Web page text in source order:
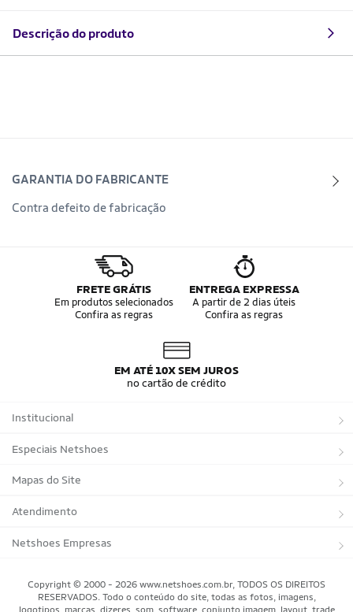
Descrição do produto
GARANTIA DO FABRICANTE
Contra defeito de fabricação
FRETE GRÁTIS
Em produtos selecionados
Confira as regras
ENTREGA EXPRESSA
A partir de 2 dias úteis
Confira as regras
EM ATÉ 10X SEM JUROS
no cartão de crédito
Institucional
Sobre a Netshoes
Política de Privacidade
Programa de Afiliados
Regulamentos
Programa de Integridade
Especiais Netshoes
Suplementos
Corrida
Bicicletas
Mapas do Site
Marcas
Tipos de Produtos
Atendimento
Trocas e devoluções
Minha Conta
Netshoes Empresas
Copyright © 2000 - 2026 www.netshoes.com.br, TODOS OS DIREITOS
RESERVADOS. Todo o conteúdo do site, todas as fotos, imagens,
logotipos, marcas, dizeres, som, software, conjunto imagem, layout, trade